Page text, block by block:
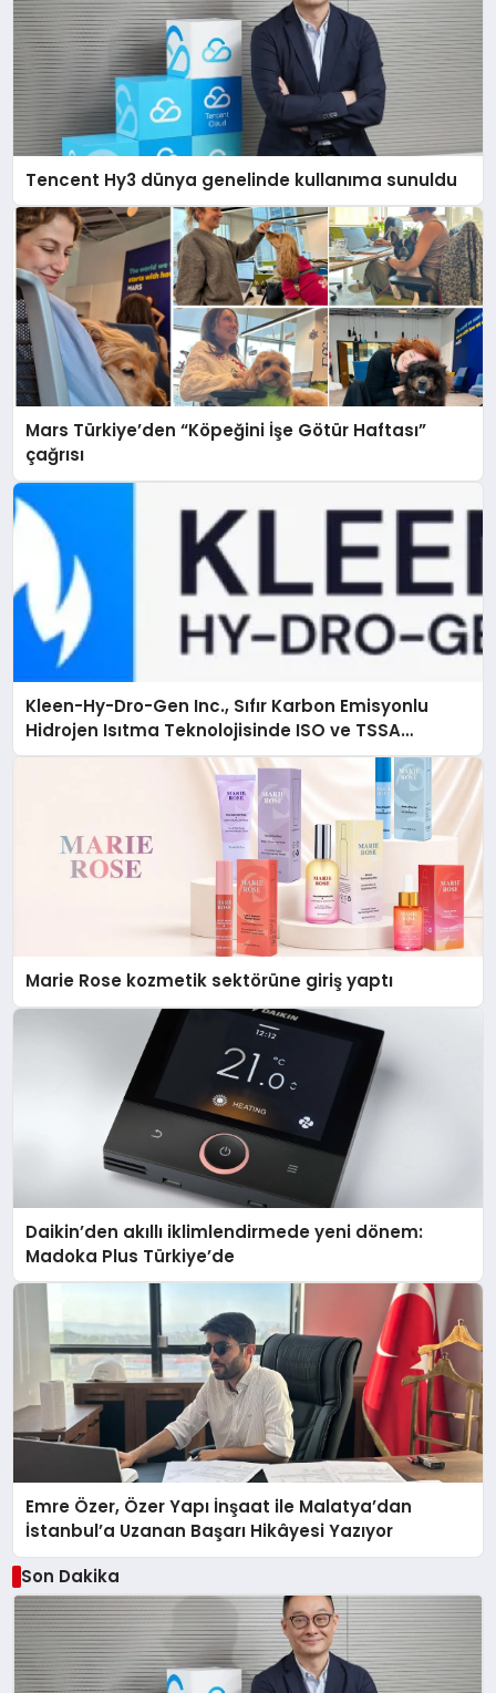
Tencent Hy3 dünya genelinde kullanıma sunuldu
Mars Türkiye’den “Köpeğini İşe Götür Haftası”
çağrısı
Kleen-Hy-Dro-Gen Inc., Sıfır Karbon Emisyonlu
Hidrojen Isıtma Teknolojisinde ISO ve TSSA
Düzenleyici Onaylarını Aldı
Marie Rose kozmetik sektörüne giriş yaptı
Daikin’den akıllı iklimlendirmede yeni dönem:
Madoka Plus Türkiye’de
Emre Özer, Özer Yapı İnşaat ile Malatya’dan
İstanbul’a Uzanan Başarı Hikâyesi Yazıyor
Son Dakika